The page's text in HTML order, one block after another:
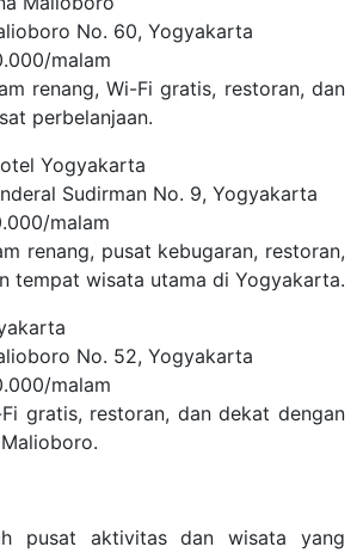
No. 60, Yogyakarta
malam
renang, Wi-Fi gratis, restoran, dan
perbelanjaan.
Yogyakarta
Sudirman No. 9, Yogyakarta
malam
renang, pusat kebugaran, restoran,
tempat wisata utama di Yogyakarta.
No. 52, Yogyakarta
malam
gratis, restoran, dan dekat dengan
pusat aktivitas dan wisata yang